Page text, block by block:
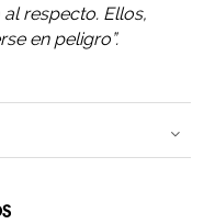
respecto. Ellos,
en peligro”.